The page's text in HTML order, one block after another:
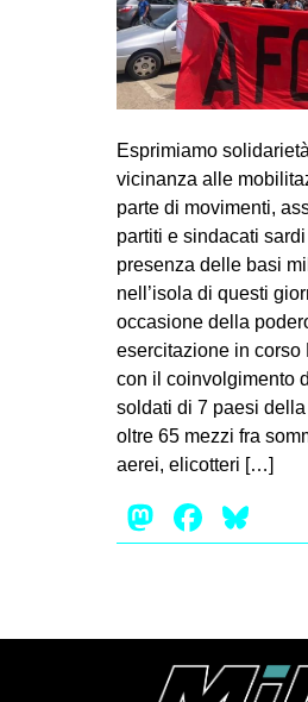
CSOA
MSM
STUDENTI
MILANO
SPAZI
SPORT
AMBIENTE
DIRITTO
GENERI
STUDENTI
Esprimiamo
vicinanza alle
parte di movimenti,
partiti e sindacati
presenza delle basi
nell’isola di questi
occasione della
esercitazione in corso
con il coinvolgimento
soldati di 7 paesi
oltre 65 mezzi fra
aerei, elicotteri […]
Mastodon